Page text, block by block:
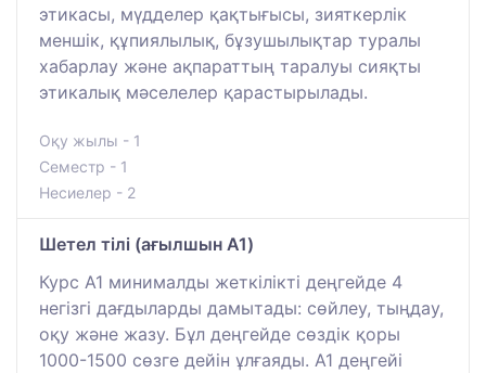
этикасы, мүдделер қақтығысы, зияткерлік
меншік, құпиялылық, бұзушылықтар туралы
хабарлау және ақпараттың таралуы сияқты
этикалық мәселелер қарастырылады.
Оқу жылы - 1
Семестр - 1
Несиелер - 2
Шетел тілі (ағылшын A1)
Курс A1 минималды жеткілікті деңгейде 4
негізгі дағдыларды дамытады: сөйлеу, тыңдау,
оқу және жазу. Бұл деңгейде сөздік қоры
1000-1500 сөзге дейін ұлғаяды. A1 деңгейі